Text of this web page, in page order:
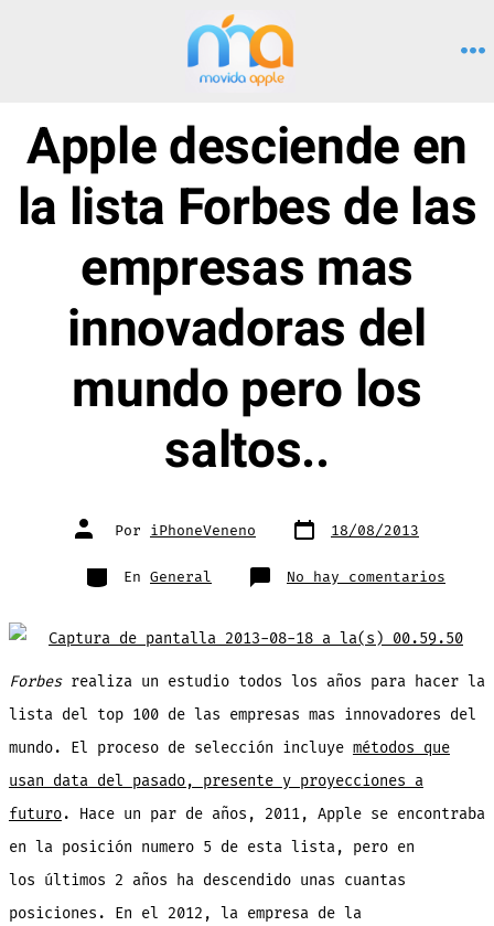
Apple desciende en
la lista Forbes de las
empresas mas
innovadoras del
mundo pero los
saltos..
Autor
de Por iPhoneVeneno Fecha
de 18/08/2013
Categorías
En General No hay comentarios
Apple
la
lista
las
mas
mundo
Forbesrealiza un estudio todos los años para hacer la
lista del top 100 de las empresas mas innovadores del
mundo. El proceso de selección incluye métodos que
usan data del pasado, presente y proyecciones a
futuro. Hace un par de años, 2011, Apple se encontraba
en la posición numero 5 de esta lista, pero en
los últimos 2 años ha descendido unas cuantas
posiciones. En el 2012, la empresa de la